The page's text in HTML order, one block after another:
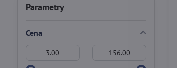
Parametry
Cena